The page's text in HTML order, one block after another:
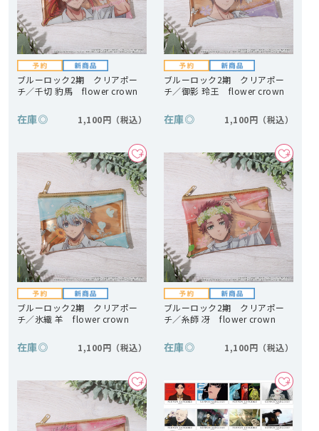
ブルーロック2期 クリアポー
チ／千切 豹馬 flower crown
在庫◎ 1,100円
ブルーロック2期 クリアポー
チ／御影 玲王 flower crown
在庫◎ 1,100円
ブルーロック2期 クリアポー
チ／氷織 羊 flower crown
在庫◎ 1,100円
ブルーロック2期 クリアポー
チ／糸師 冴 flower crown
在庫◎ 1,100円